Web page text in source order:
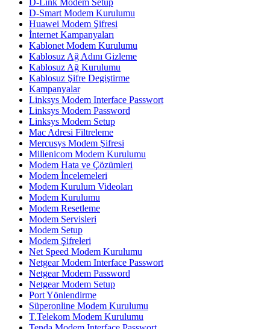
D-Link Modem Setup
D-Smart Modem Kurulumu
Huawei Modem Şifresi
İnternet Kampanyaları
Kablonet Modem Kurulumu
Kablosuz Ağ Adını Gizleme
Kablosuz Ağ Kurulumu
Kablosuz Şifre Degiştirme
Kampanyalar
Linksys Modem Interface Passwort
Linksys Modem Password
Linksys Modem Setup
Mac Adresi Filtreleme
Mercusys Modem Şifresi
Millenicom Modem Kurulumu
Modem Hata ve Çözümleri
Modem İncelemeleri
Modem Kurulum Videoları
Modem Kurulumu
Modem Resetleme
Modem Servisleri
Modem Setup
Modem Şifreleri
Net Speed Modem Kurulumu
Netgear Modem Interface Passwort
Netgear Modem Password
Netgear Modem Setup
Port Yönlendirme
Süperonline Modem Kurulumu
T.Telekom Modem Kurulumu